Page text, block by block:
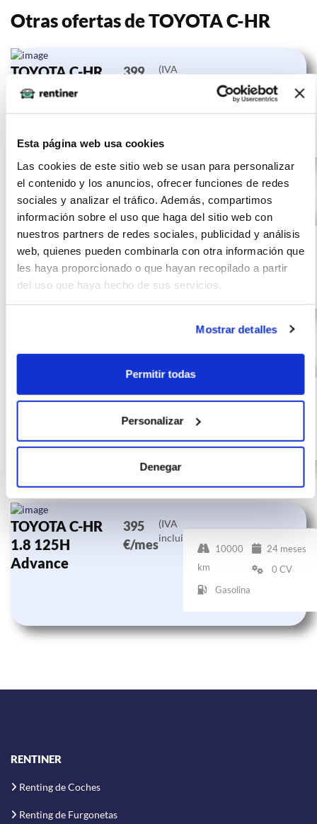
Esta página web usa cookies
Las cookies de este sitio web se usan para personalizar
el contenido y los anuncios, ofrecer funciones de redes
sociales y analizar el tráfico. Además, compartimos
información sobre el uso que haga del sitio web con
nuestros partners de redes sociales, publicidad y análisis
web, quienes pueden combinarla con otra información que
les haya proporcionado o que hayan recopilado a partir
del uso que haya hecho de sus servicios.
Mostrar detalles
Permitir todas
Personalizar
Denegar
Otras ofertas de TOYOTA C-HR
TOYOTA C-HR
1.8 125H
399
(IVA
10000
km
24 meses
0 CV
TOYOTA C-HR
1.8 125H
Advance
397
€/mes
(IVA
incluido)
10000
km
24 meses
0 CV
Gasolina
1.8 125H
412
€/mes
(IVA
10000
km
24 meses
Gasolina
TOYOTA C-HR
1.8 125H
Advance
395
€/mes
(IVA
incluido)
10000
km
24 meses
0 CV
Gasolina
RENTINER
Renting de Coches
Renting de Furgonetas